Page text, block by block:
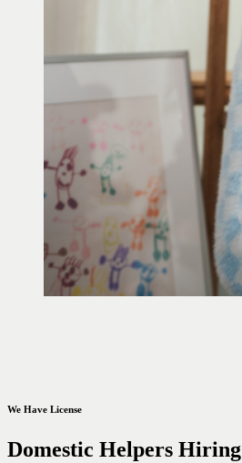
We Have License
Domestic Helpers Hiring